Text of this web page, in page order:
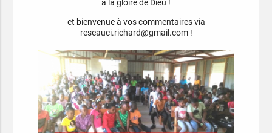
à la gloire de Dieu !
et bienvenue à vos commentaires via
reseauci.richard@gmail.com !